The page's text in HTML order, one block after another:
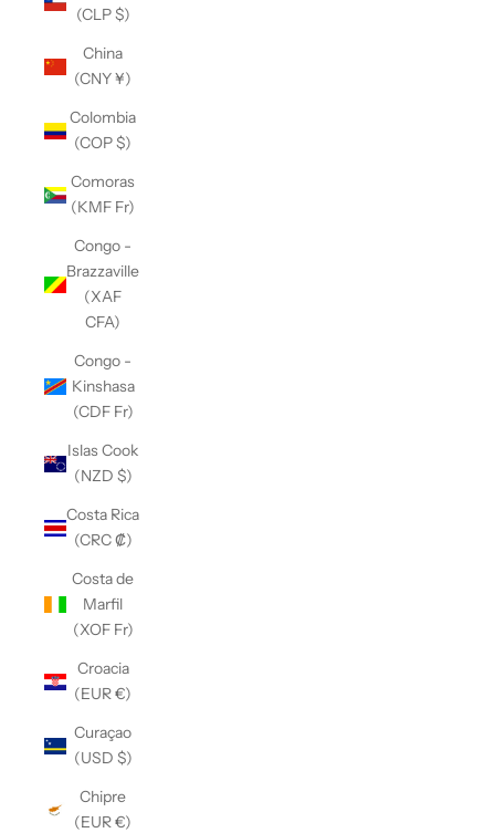
(CLP $)
China
(CNY ¥)
Colombia
(COP $)
Comoras
(KMF Fr)
Congo -
Brazzaville
(XAF
CFA)
Congo -
Kinshasa
(CDF Fr)
Islas Cook
(NZD $)
Costa Rica
(CRC ₡)
Costa de
Marfil
(XOF Fr)
Croacia
(EUR €)
Curaçao
(USD $)
Chipre
(EUR €)